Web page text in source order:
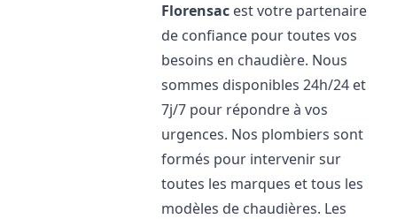
Florensac est votre partenaire
de confiance pour toutes vos
besoins en chaudière. Nous
sommes disponibles 24h/24 et
7j/7 pour répondre à vos
urgences. Nos plombiers sont
formés pour intervenir sur
toutes les marques et tous les
modèles de chaudières. Les